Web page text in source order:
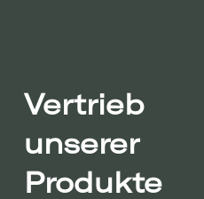
Vertrieb
unserer
Produkte